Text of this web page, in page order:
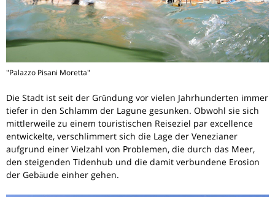
"Palazzo Pisani Moretta"
Die Stadt ist seit der Gründung vor vielen Jahrhunderten immer
tiefer in den Schlamm der Lagune gesunken. Obwohl sie sich
mittlerweile zu einem touristischen Reiseziel par excellence
entwickelte, verschlimmert sich die Lage der Venezianer
aufgrund einer Vielzahl von Problemen, die durch das Meer,
den steigenden Tidenhub und die damit verbundene Erosion
der Gebäude einher gehen.